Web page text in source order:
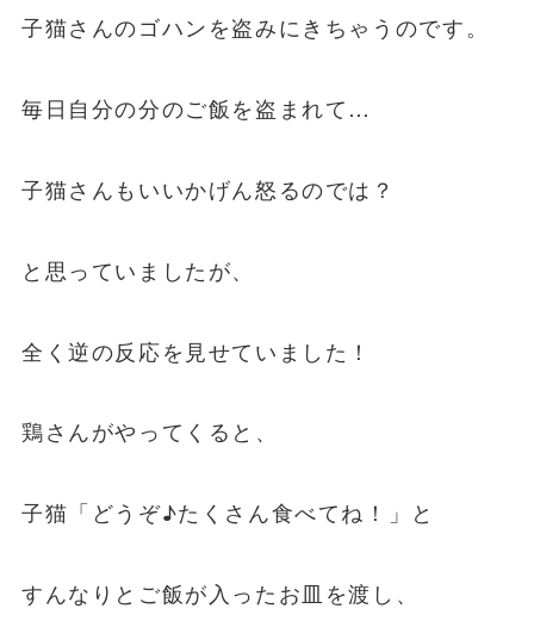
子猫さんのゴハンを盗みにきちゃうのです。
毎日自分の分のご飯を盗まれて…
子猫さんもいいかげん怒るのでは？
と思っていましたが、
全く逆の反応を見せていました！
鶏さんがやってくると、
子猫「どうぞ♪たくさん食べてね！」と
すんなりとご飯が入ったお皿を渡し、